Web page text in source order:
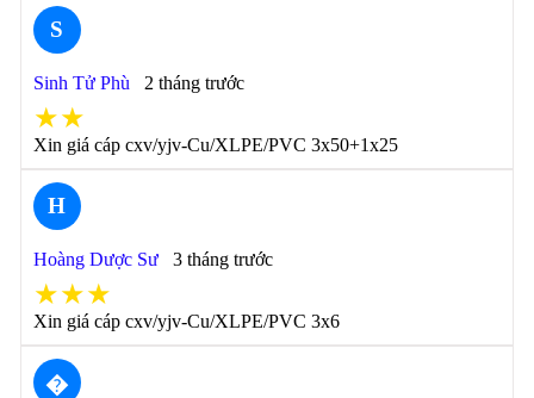
S
Sinh Tử Phù 2 tháng trước
★★
Xin giá cáp cxv/yjv-Cu/XLPE/PVC 3x50+1x25
H
Hoàng Dược Sư 3 tháng trước
★★★
Xin giá cáp cxv/yjv-Cu/XLPE/PVC 3x6
�